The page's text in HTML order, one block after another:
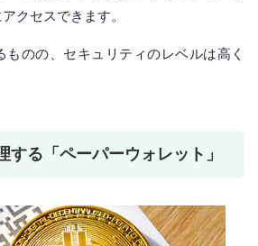
クセスできます。
ものの、セキュリティのレベルは高く
する「ペーパーウォレット」